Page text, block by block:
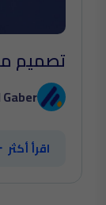
تصميم
اقرأ أكثر